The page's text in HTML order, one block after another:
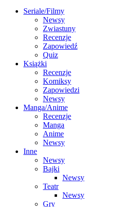
Seriale/Filmy
Newsy
Zwiastuny
Recenzje
Zapowiedź
Quiz
Książki
Recenzje
Komiksy
Zapowiedzi
Newsy
Manga/Anime
Recenzje
Manga
Anime
Newsy
Inne
Newsy
Bajki
Newsy
Teatr
Newsy
Gry